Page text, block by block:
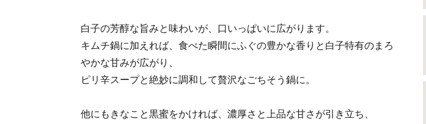
白子の芳醇な旨みと味わいが、口いっぱいに広がります。
キムチ鍋に加えれば、食べた瞬間にふぐの豊かな香りと白子特有のまろ
やかな甘みが広がり、
ピリ辛スープと絶妙に調和して贅沢なごちそう鍋に。
他にもきなこと黒蜜をかければ、濃厚さと上品な甘さが引き立ち、